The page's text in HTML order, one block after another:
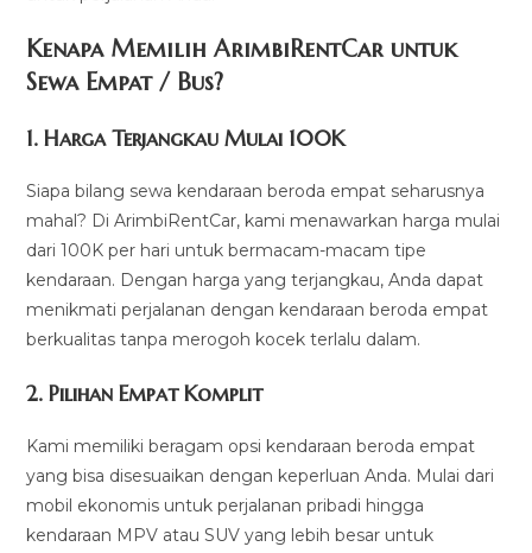
Kenapa Memilih ArimbiRentCar untuk
Sewa Empat / Bus?
1.Harga Terjangkau Mulai 100K
Siapa bilang sewa kendaraan beroda empat seharusnya
mahal? Di ArimbiRentCar, kami menawarkan harga mulai
dari 100K per hari untuk bermacam-macam tipe
kendaraan. Dengan harga yang terjangkau, Anda dapat
menikmati perjalanan dengan kendaraan beroda empat
berkualitas tanpa merogoh kocek terlalu dalam.
2. Pilihan Empat Komplit
Kami memiliki beragam opsi kendaraan beroda empat
yang bisa disesuaikan dengan keperluan Anda. Mulai dari
mobil ekonomis untuk perjalanan pribadi hingga
kendaraan MPV atau SUV yang lebih besar untuk